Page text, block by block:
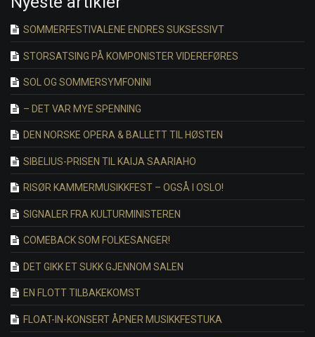
SOMMERFESTIVALENE ENDRES SUKSESSIVT
STORSATSING PÅ KOMPONISTER VIDEREFØRES
SOL OG SOMMERSYMFONINI
– DET VAR MYE SPENNING
DEN NORSKE OPERA & BALLETT TIL HØSTEN
SIBELIUS-PRISEN TIL KAIJA SAARIAHO
RISØR KAMMERMUSIKKFEST – OGSÅ I OSLO!
SIGNALER FRA KULTURMINISTEREN
COMEBACK SOM FOLKESANGER!
DET GIKK ET SUKK GJENNOM SALEN
EN FLOTT TILBAKEKOMST
FLOAT-IN-KONSERT ÅPNER MUSIKKFESTUKA